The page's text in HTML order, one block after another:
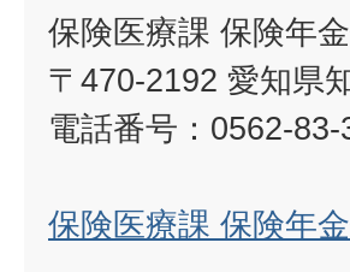
保険医療課 保険年
〒470-2192 愛知県
電話番号：0562-83-
保険医療課 保険年